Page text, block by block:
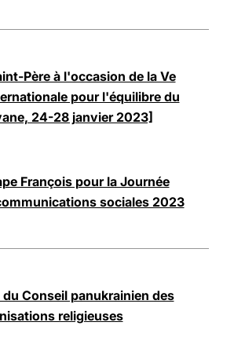
Père à l'occasion de la Ve
pour l'équilibre du
24-28 janvier 2023]
François pour la Journée
sociales 2023
Conseil panukrainien des
religieuses